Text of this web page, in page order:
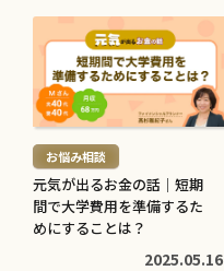
2026.05.28
続
き
を
読
む
> 子育てに役立つ
高校生でも口座開設でき
き
を
読
む
> お悩み相談
元気が出るお金の話｜短期
間で大学費用を準備するた
めにすることは？
2025.05.16